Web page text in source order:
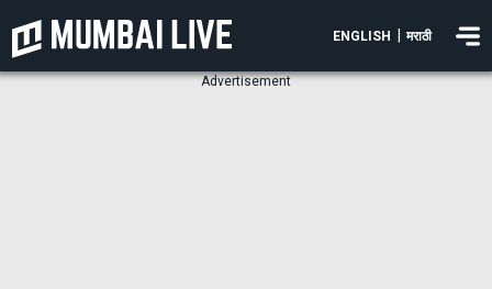
ENGLISH मराठी
Advertisement